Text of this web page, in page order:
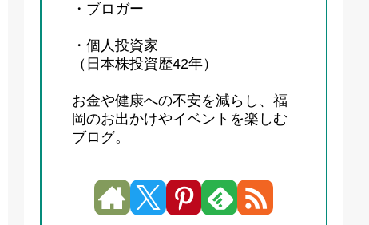
・ブロガー
・個人投資家
（日本株投資歴42年）
お金や健康への不安を減らし、福
岡のお出かけやイベントを楽しむ
ブログ。